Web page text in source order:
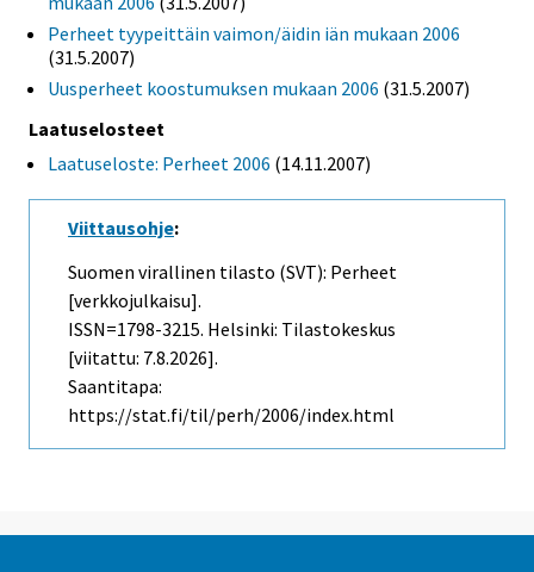
Perheet tyypeittäin vaimon/äidin iän mukaan 2006
(31.5.2007)
Uusperheet koostumuksen mukaan 2006 (31.5.2007)
Laatuselosteet
Laatuseloste: Perheet 2006 (14.11.2007)
Viittausohje:
Suomen virallinen tilasto (SVT): Perheet
[verkkojulkaisu].
ISSN=1798-3215. Helsinki: Tilastokeskus
[viitattu: 7.8.2026].
Saantitapa:
https://stat.fi/til/perh/2006/index.html